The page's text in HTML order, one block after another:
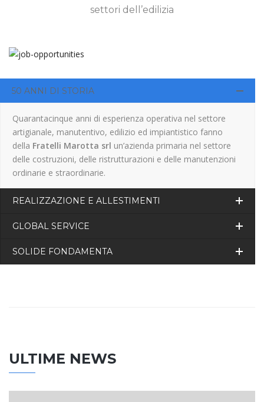
settori dell’edilizia
50 ANNI DI STORIA
Quarantacinque anni di esperienza operativa nel settore
artigianale, manutentivo, edilizio ed impiantistico fanno
della Fratelli Marotta srl un’azienda primaria nel settore
delle costruzioni, delle ristrutturazioni e delle manutenzioni
ordinarie e straordinarie.
REALIZZAZIONE E ALLESTIMENTI
GLOBAL SERVICE
SOLIDE FONDAMENTA
ULTIME NEWS